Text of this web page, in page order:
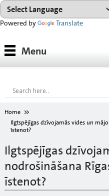
Powered by Translate
Produkti
Produktu sistēmas
Konsultācijas
Noma
Projekti
Lejupielādes
Toņu karte
Par mums
Menu
Home
Ilgtspējīgas dzīvojamās vides un
īstenot?
Ilgtspējīgas
nodrošināšana
īstenot?